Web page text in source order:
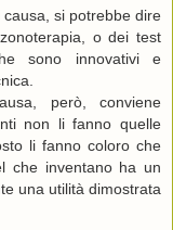
si potrebbe dire
o dei test
sono innovativi e
però, conviene
non li fanno quelle
li fanno coloro che
che inventano ha un
una utilità dimostrata